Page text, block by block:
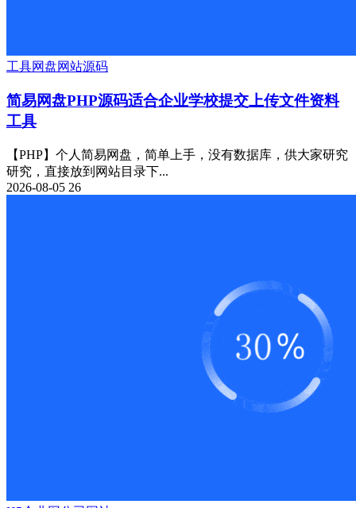
工具网盘网站源码
简易网盘PHP源码适合企业学校提交上传文件资料
工具
【PHP】个人简易网盘，简单上手，没有数据库，供大家研究
研究，直接放到网站目录下...
2026-08-05 26